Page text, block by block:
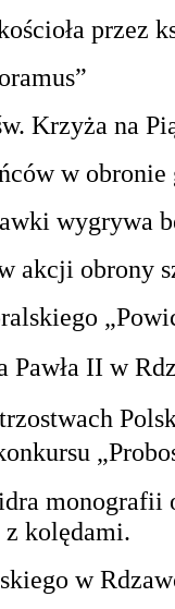
przez
Krzyża na
w
wygrywa
akcji obrony
Pawła II w
monografii
z kolędami.
w